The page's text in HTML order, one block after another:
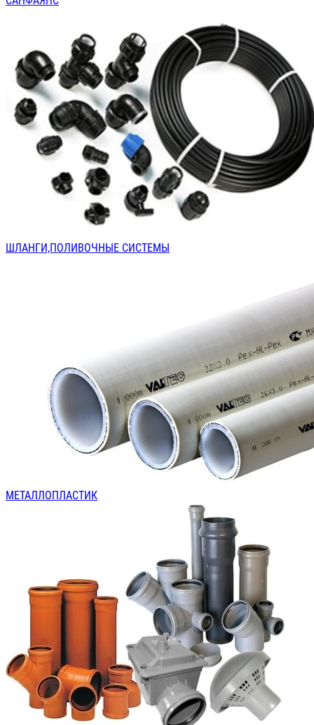
ШЛАНГИ,ПОЛИВОЧНЫЕ СИСТЕМЫ
МЕТАЛЛОПЛАСТИК